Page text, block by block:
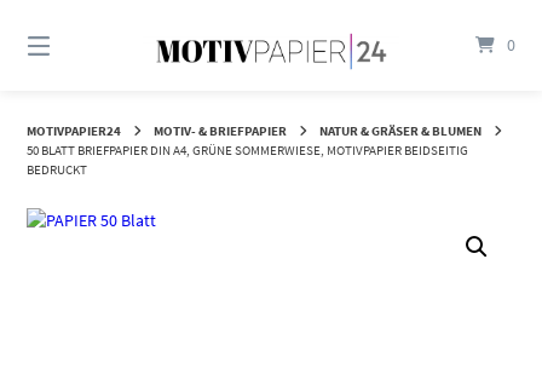
zum
0
MOTIVPAPIER24 MOTIV- & BRIEFPAPIER
NATUR & GRÄSER & BLUMEN
50 BLATT BRIEFPAPIER DIN A4, GRÜNE SOMMERWIESE, MOTIVPAPIER BEIDSEITIG
BEDRUCKT